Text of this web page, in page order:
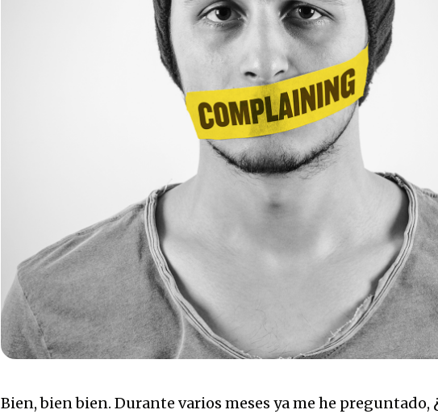
Bien, bien bien. Durante varios meses ya me he preguntado,